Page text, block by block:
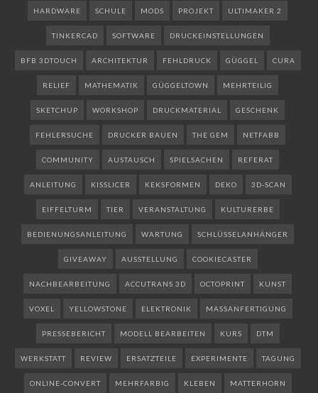
HARDWARE SCHULE MODS PROJEKT ULTIMAKER 2
TINKERCAD SOFTWARE DRUCKEINSTELLUNGEN
BFB 3DTOUCH ARCHITEKTUR FEHLDRUCK GÜGGEL CURA
RELIEF MATHEMATIK GÜGGELTOWN MEHRTEILIG
SKETCHUP WORKSHOP DRUCKMATERIAL GESCHENK
FEHLERSUCHE DRUCKER BAUEN THE GEM NETFABB
COMMUNITY AUSTAUSCH SPIELSACHEN REFERAT
ANLEITUNG KISSLICER KEKSFORMEN DEKO 3D-SCAN
EIFFELTURM TIER VERANSTALTUNG KULTURERBE
BEDIENUNGSANLEITUNG WARTUNG SCHLÜSSELANHÄNGER
GIVEAWAY AUSSTELLUNG COOKIECASTER
NACHBEARBEITUNG ACCUTRANS 3D OCTOPRINT KUNST
VOXEL YELLOWSTONE ELEKTRONIK MASSANFERTIGUNG
PRESSEBERICHT MODELL BEARBEITEN KURS DTM
WERKSTATT REVIEW ERSATZTEILE EXPERIMENTE TAGUNG
ONLINE-CONVERT MEHRFARBIG KLEBEN MATTERHORN